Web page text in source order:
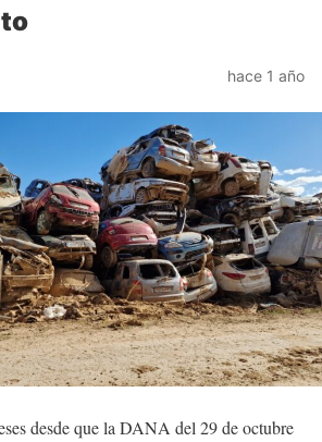
hace 1 año
desde que la DANA del 29 de octubre